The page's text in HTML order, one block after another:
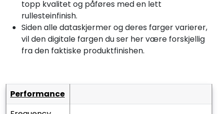
topp kvalitet og påføres med en lett
rullesteinfinish.
Siden alle dataskjermer og deres farger varierer,
vil den digitale fargen du ser her være forskjellig
fra den faktiske produktfinishen.
performance